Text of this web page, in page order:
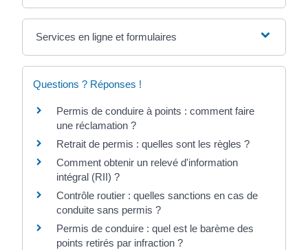
Services en ligne et formulaires
Questions ? Réponses !
Permis de conduire à points : comment faire
une réclamation ?
Retrait de permis : quelles sont les règles ?
Comment obtenir un relevé d'information
intégral (RII) ?
Contrôle routier : quelles sanctions en cas de
conduite sans permis ?
Permis de conduire : quel est le barème des
points retirés par infraction ?